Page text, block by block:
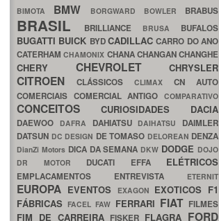
BIMOTA BMW BORGWARD BOWLER BRABUS
BRASIL BRILLIANCE BRUSA BUFALOS
BUGATTI BUICK BYDCADILLACCARRO DO ANO
CATERHAMCHAMONIX CHANACHANGANCHANGHE
CHERY CHEVROLET CHRYSLER
CITROEN CLÁSSICOS CLIMAX CN AUTO
COMERCIAIS COMERCIAL ANTIGOCOMPARATIVO
CONCEITOS CURIOSIDADES DACIA
DAEWOO DAFRA DAHIATSU DAIHATSU DAIMLER
DATSUN DC DESIGN DE TOMASO DELOREAN DENZA
DianZi Motors DICA DA SEMANA DKW DODGE DOJO
DR MOTOR DUCATI EFFA ELÉTRICOS
EMPLACAMENTOS ENTREVISTA ETERNIT
EUROPA EVENTOS EXAGON EXOTICOS F1
FÁBRICASFACELFAW FERRARI FIAT FILMES
FIM DE CARREIRA FISKER FLAGRA FORD